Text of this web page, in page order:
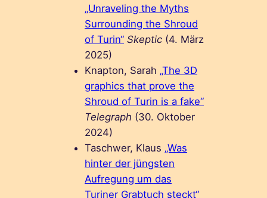
„Unraveling the Myths
Surrounding the Shroud
of Turin“ Skeptic (4. März
2025)
Knapton, Sarah „The 3D
graphics that prove the
Shroud of Turin is a fake“
Telegraph (30. Oktober
2024)
Taschwer, Klaus „Was
hinter der jüngsten
Aufregung um das
Turiner Grabtuch steckt“